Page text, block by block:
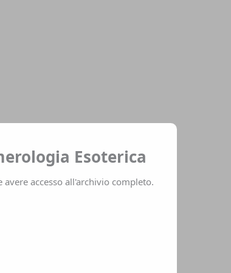
Esoterica
accesso all'archivio completo.